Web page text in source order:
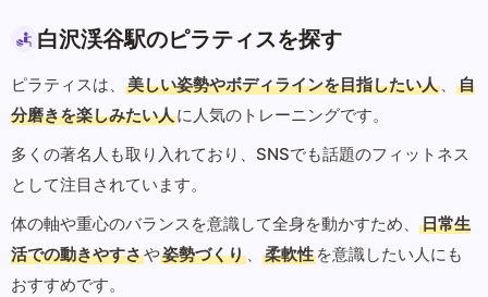
白沢渓谷駅のピラティスを探す
ピラティスは、 美しい姿勢やボディラインを目指したい人 、
自
分磨きを楽しみたい人に人気のトレーニングです。
多くの著名人も取り入れており、SNSでも話題のフィットネス
として注目されています。
体の軸や重心のバランスを意識して全身を動かすため、
日常生
活での動きやすさや姿勢づくり 、 柔軟性 を意識したい人にも
おすすめです。